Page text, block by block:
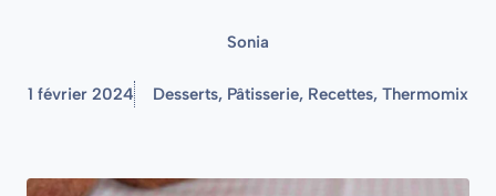
Sonia
1 février 2024 Desserts, Pâtisserie, Recettes, Thermomix